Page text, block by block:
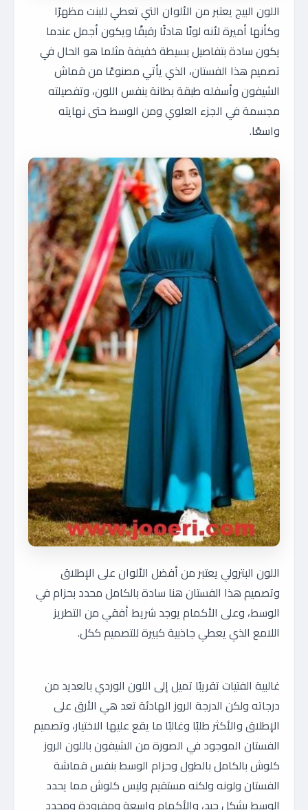
اللون البيج يعتبر من الألوان التي تعطي للبنت مظهرًا
وكأنها أميرة لأنه لونًا هادئًا رقيقًا ويكون أجمل عندما
يكون سادة بتفاصيل بسيطة خفيفة مثلما هو الحال في
تصميم هذا الفستان، الذي يأتي مصنوعًا من قماش
الشيفون وأسفله طبقة بطانة بنفس اللون، وتفصيلته
مجسمة في الجزء العلوي ومن الوسط حتى نهايته
واسعًا.
اللون البترولي يعتبر من أفضل الألوان على الإطلاق
وتصميم هذا الفستان هنا سادة بالكامل محدد بحزام في
الوسط، وعلى الأكمام يوجد شريط أفقي من التطريز
اللامع الذي يعطي جاذبية كبيرة للتصميم ككل.
غالبية الفتيات تقريبًا تميل إلى اللون الوردي بالعديد من
درجاته ولكن الدرجة الروز الهادئة تعد هي الأرق على
الإطلاق والأكثر طلبًا وغالبًا ما يقع عليها الاختيار، وتصميم
الفستان الموجود في الصورة من الشيفون باللون الروز
كلوش بالكامل بالطول وحزام الوسط بنفس قماشة
الفستان ولونه ولكنه مستقيم وليس كلوش مما يحدد
الوسط بشكل جيد، والأكمام واسعة ومفرودة ومحدد